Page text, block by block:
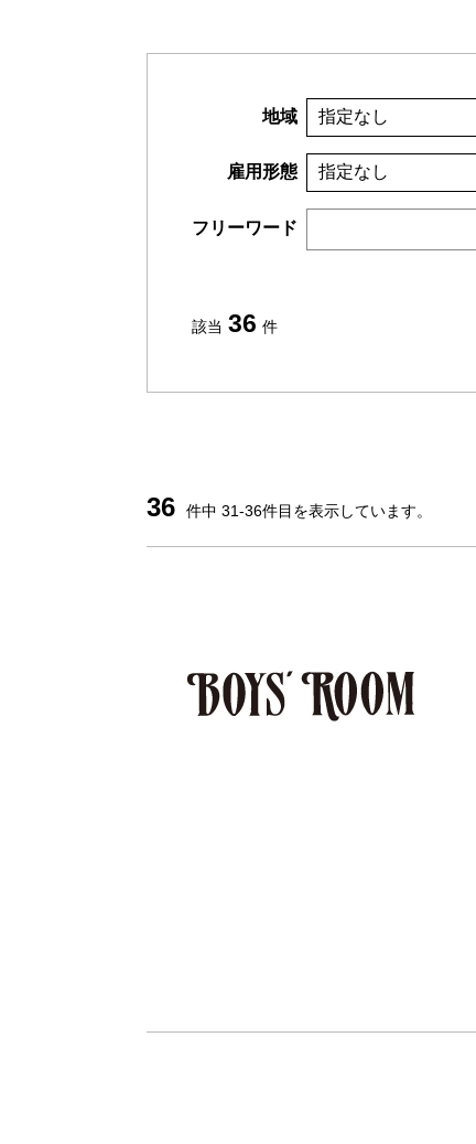
地域 指定なし
雇用形態 指定なし
フリーワード
該当 36 件
36 件中 31-36件目を表示しています。